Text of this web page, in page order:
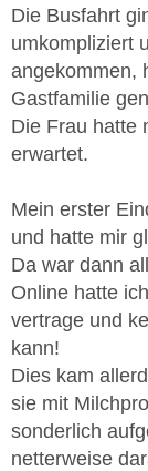
Die Busfahrt
umkompliziert
angekommen,
Gastfamilie
Die Frau hatte
erwartet.
Mein erster
und hatte mir
Da war dann
Online hatte
vertrage und
kann!
Dies kam
sie mit
sonderlich
netterweise